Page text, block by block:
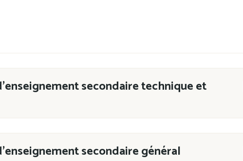
secondaire technique et
secondaire général